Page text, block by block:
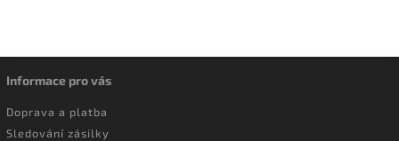
Informace pro vás
Doprava a platba
Sledování zásilky